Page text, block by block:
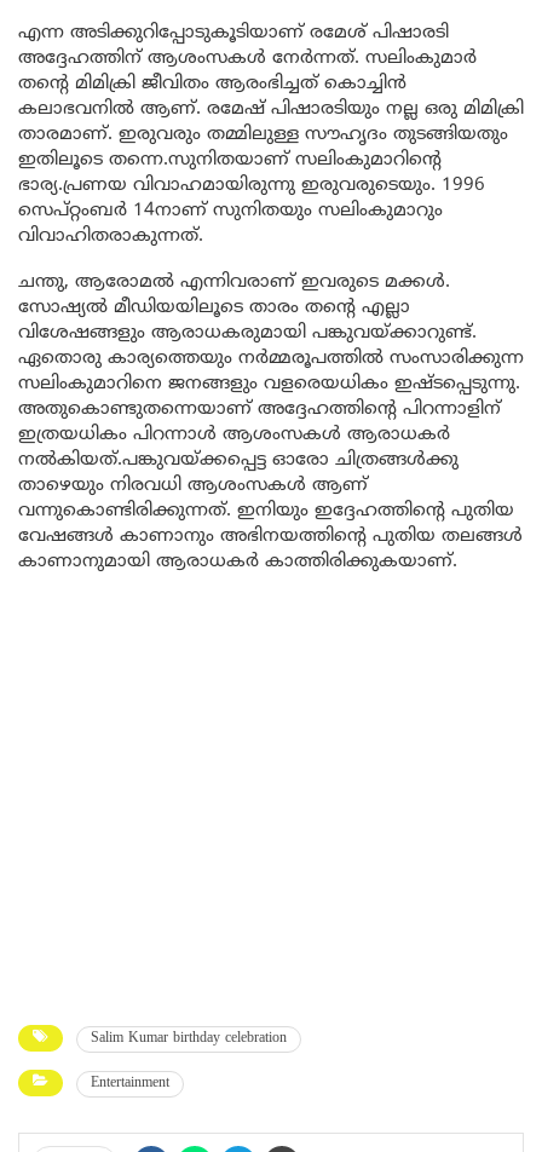
എന്ന അടിക്കുറിപ്പോടുകൂടിയാണ് രമേശ് പിഷാരടി
അദ്ദേഹത്തിന് ആശംസകൾ നേർന്നത്. സലിംകുമാർ
തന്റെ മിമിക്രി ജീവിതം ആരംഭിച്ചത് കൊച്ചിൻ
കലാഭവനിൽ ആണ്. രമേഷ് പിഷാരടിയും നല്ല ഒരു മിമിക്രി
താരമാണ്. ഇരുവരും തമ്മിലുള്ള സൗഹൃദം തുടങ്ങിയതും
ഇതിലൂടെ തന്നെ.സുനിതയാണ് സലിംകുമാറിന്റെ
ഭാര്യ.പ്രണയ വിവാഹമായിരുന്നു ഇരുവരുടെയും. 1996
സെപ്റ്റംബർ 14നാണ് സുനിതയും സലിംകുമാറും
വിവാഹിതരാകുന്നത്.
ചന്തു, ആരോമൽ എന്നിവരാണ് ഇവരുടെ മക്കൾ.
സോഷ്യൽ മീഡിയയിലൂടെ താരം തന്റെ എല്ലാ
വിശേഷങ്ങളും ആരാധകരുമായി പങ്കുവയ്ക്കാറുണ്ട്.
ഏതൊരു കാര്യത്തെയും നർമ്മരൂപത്തിൽ സംസാരിക്കുന്ന
സലിംകുമാറിനെ ജനങ്ങളും വളരെയധികം ഇഷ്ടപ്പെടുന്നു.
അതുകൊണ്ടുതന്നെയാണ് അദ്ദേഹത്തിന്റെ പിറന്നാളിന്
ഇത്രയധികം പിറന്നാൾ ആശംസകൾ ആരാധകർ
നൽകിയത്.പങ്കുവയ്ക്കപ്പെട്ട ഓരോ ചിത്രങ്ങൾക്കു
താഴെയും നിരവധി ആശംസകൾ ആണ്
വന്നുകൊണ്ടിരിക്കുന്നത്. ഇനിയും ഇദ്ദേഹത്തിന്റെ പുതിയ
വേഷങ്ങൾ കാണാനും അഭിനയത്തിന്റെ പുതിയ തലങ്ങൾ
കാണാനുമായി ആരാധകർ കാത്തിരിക്കുകയാണ്.
Salim Kumar birthday celebration
Entertainment